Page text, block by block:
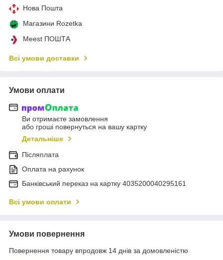
Нова Пошта
Магазини Rozetka
Meest ПОШТА
Всі умови доставки
Умови оплати
Ви отримаєте замовлення
або гроші повернуться на вашу картку
Детальніше
Післяплата
Оплата на рахунок
Банківський переказ на картку 4035200040295161
Всі умови оплати
Умови повернення
Повернення товару впродовж 14 днів за домовленістю